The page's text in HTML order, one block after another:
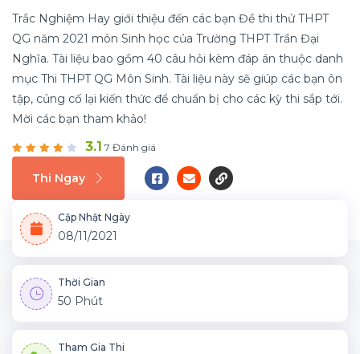
Trắc Nghiệm Hay giới thiệu đến các bạn Đề thi thử THPT
QG năm 2021 môn Sinh học của Trường THPT Trần Đại
Nghĩa. Tài liệu bao gồm 40 câu hỏi kèm đáp án thuộc danh
mục Thi THPT QG Môn Sinh. Tài liệu này sẽ giúp các bạn ôn
tập, củng cố lại kiến thức để chuẩn bị cho các kỳ thi sắp tới.
Mời các bạn tham khảo!
3.1 7 Đánh giá
Thi Ngay
Cập Nhật Ngày
08/11/2021
Thời Gian
50 Phút
Tham Gia Thi